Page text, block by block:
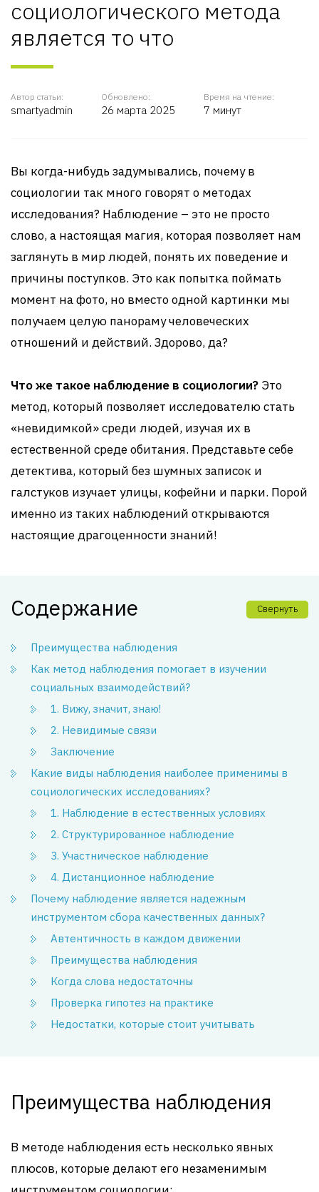
социологического метода
является то что
Автор статьи:
smartyadmin
Обновлено:
26 марта 2025
Время на чтение:
7 минут
Вы когда-нибудь задумывались, почему в
социологии так много говорят о методах
исследования? Наблюдение – это не просто
слово, а настоящая магия, которая позволяет нам
заглянуть в мир людей, понять их поведение и
причины поступков. Это как попытка поймать
момент на фото, но вместо одной картинки мы
получаем целую панораму человеческих
отношений и действий. Здорово, да?
Что же такое наблюдение в социологии? Это
метод, который позволяет исследователю стать
«невидимкой» среди людей, изучая их в
естественной среде обитания. Представьте себе
детектива, который без шумных записок и
галстуков изучает улицы, кофейни и парки. Порой
именно из таких наблюдений открываются
настоящие драгоценности знаний!
Содержание Свернуть
Преимущества наблюдения
Как метод наблюдения помогает в изучении
социальных взаимодействий?
1. Вижу, значит, знаю!
2. Невидимые связи
Заключение
Какие виды наблюдения наиболее применимы в
социологических исследованиях?
1. Наблюдение в естественных условиях
2. Структурированное наблюдение
3. Участническое наблюдение
4. Дистанционное наблюдение
Почему наблюдение является надежным
инструментом сбора качественных данных?
Автентичность в каждом движении
Преимущества наблюдения
Когда слова недостаточны
Проверка гипотез на практике
Недостатки, которые стоит учитывать
Преимущества наблюдения
В методе наблюдения есть несколько явных
плюсов, которые делают его незаменимым